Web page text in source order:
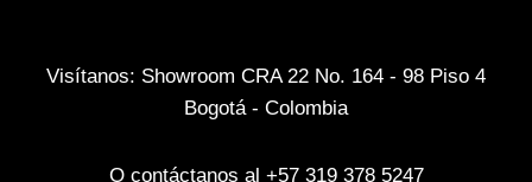
Visítanos: Showroom CRA 22 No. 164 - 98 Piso 4
Bogotá - Colombia
O contáctanos al +57 319 378 5247